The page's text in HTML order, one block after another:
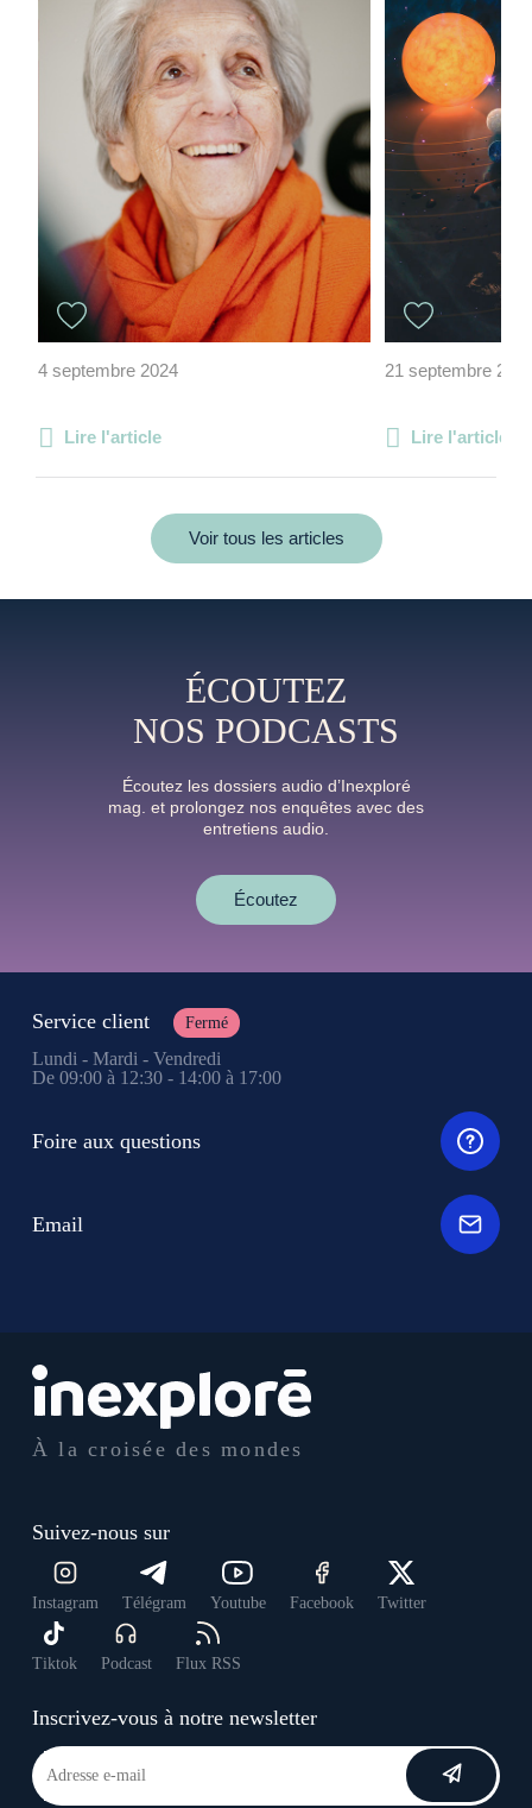
4 septembre 2024
Lire l'article
21 septembre
Lire l'article
Voir tous les articles
ÉCOUTEZ
NOS PODCASTS
Écoutez les dossiers audio d’Inexploré
mag. et prolongez nos enquêtes avec des
entretiens audio.
Écoutez
À la croisée des mondes
Suivez-nous sur
Instagram Télégram Youtube Facebook Twitter
Tiktok Podcast Flux RSS
Inscrivez-vous à notre newsletter
Service client Fermé
Lundi - Mardi - Vendredi
De 09:00 à 12:30 - 14:00 à 17:00
Foire aux questions
Email